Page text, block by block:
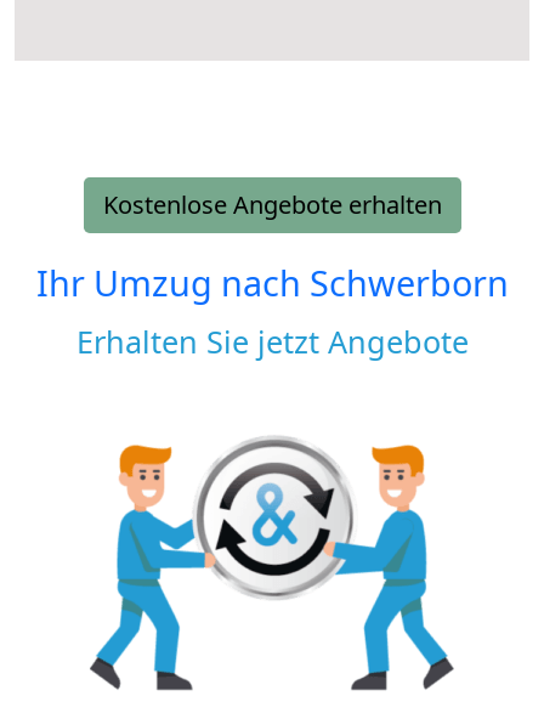
Kostenlose Angebote erhalten
Ihr Umzug nach Schwerborn
Erhalten Sie jetzt Angebote